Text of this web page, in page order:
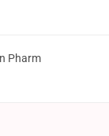
Pharm